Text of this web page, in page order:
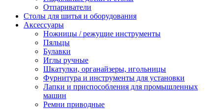
Отпариватели
Столы для шитья и оборудования
Аксессуары
Ножницы / режущие инструменты
Пяльцы
Булавки
Иглы ручные
Шкатулки, органайзеры, игольницы
Фурнитура и инструменты для установки
Лапки и приспособления для промышленных
машин
Ремни приводные